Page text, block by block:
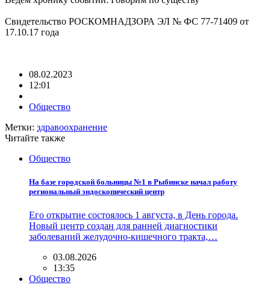
Свидетельство РОСКОМНАДЗОРА ЭЛ № ФС 77-71409 от
17.10.17 года
08.02.2023
12:01
Общество
Метки: здравоохранение
Читайте также
Общество
На базе городской больницы №1 в Рыбинске начал работу
региональный эндоскопический центр
Его открытие состоялось 1 августа, в День города.
Новый центр создан для ранней диагностики
заболеваний желудочно-кишечного тракта,…
03.08.2026
13:35
Общество